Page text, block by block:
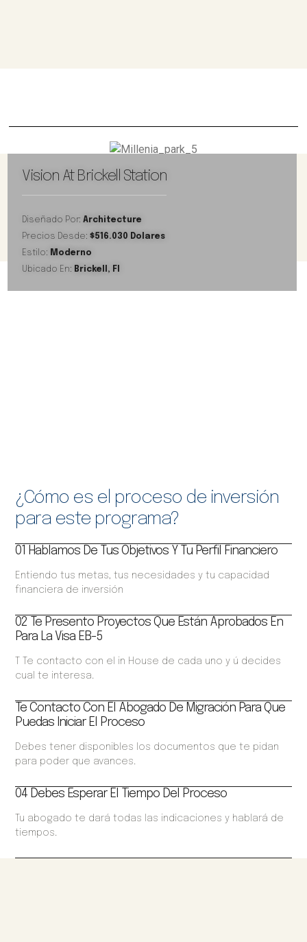
Vision At Brickell Station
Diseñado Por:Architecture
Precios Desde:$516.030 Dolares
Estilo: Moderno
Ubicado En: Brickell, Fl
¿Cómo es el proceso de inversión
para este programa?
01 Hablamos De Tus Objetivos Y Tu Perfil Financiero
Entiendo tus metas, tus necesidades y tu capacidad
financiera de inversión
02 Te Presento Proyectos Que Están Aprobados En
Para La Visa EB-5
T Te contacto con el in House de cada uno y ú decides
cual te interesa.
Te Contacto Con El Abogado De Migración Para Que
Puedas Iniciar El Proceso
Debes tener disponibles los documentos que te pidan
para poder que avances.
04 Debes Esperar El Tiempo Del Proceso
Tu abogado te dará todas las indicaciones y hablará de
tiempos.